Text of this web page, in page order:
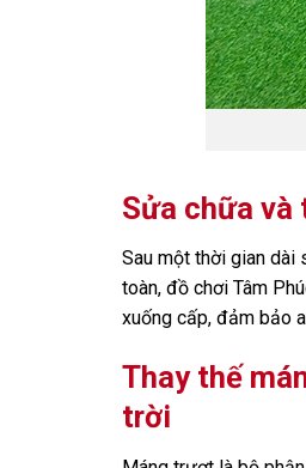
Sửa chữa và
Sau một thời gian dài
toàn, đồ chơi Tâm
xuống cấp, đảm bảo
Thay thế
trời